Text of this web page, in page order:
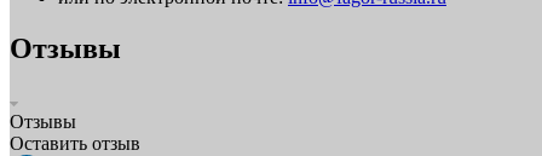
Отзывы
Отзывы
Оставить отзыв